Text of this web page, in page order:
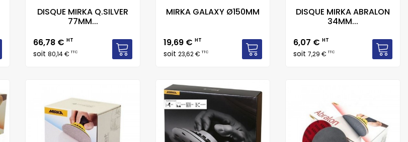
DISQUE MIRKA Q.SILVER
77MM...
Prix
66,78 €HT
soit80,14 €TTC
MIRKA GALAXY Ø150MM
Prix
19,69 € HT
soit 23,62 €TTC
DISQUE MIRKA ABRALON
34MM...
Prix
6,07 €HT
soit7,29 €TTC